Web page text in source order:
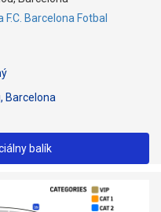
Barcelona Fotbal
Barcelona
balík